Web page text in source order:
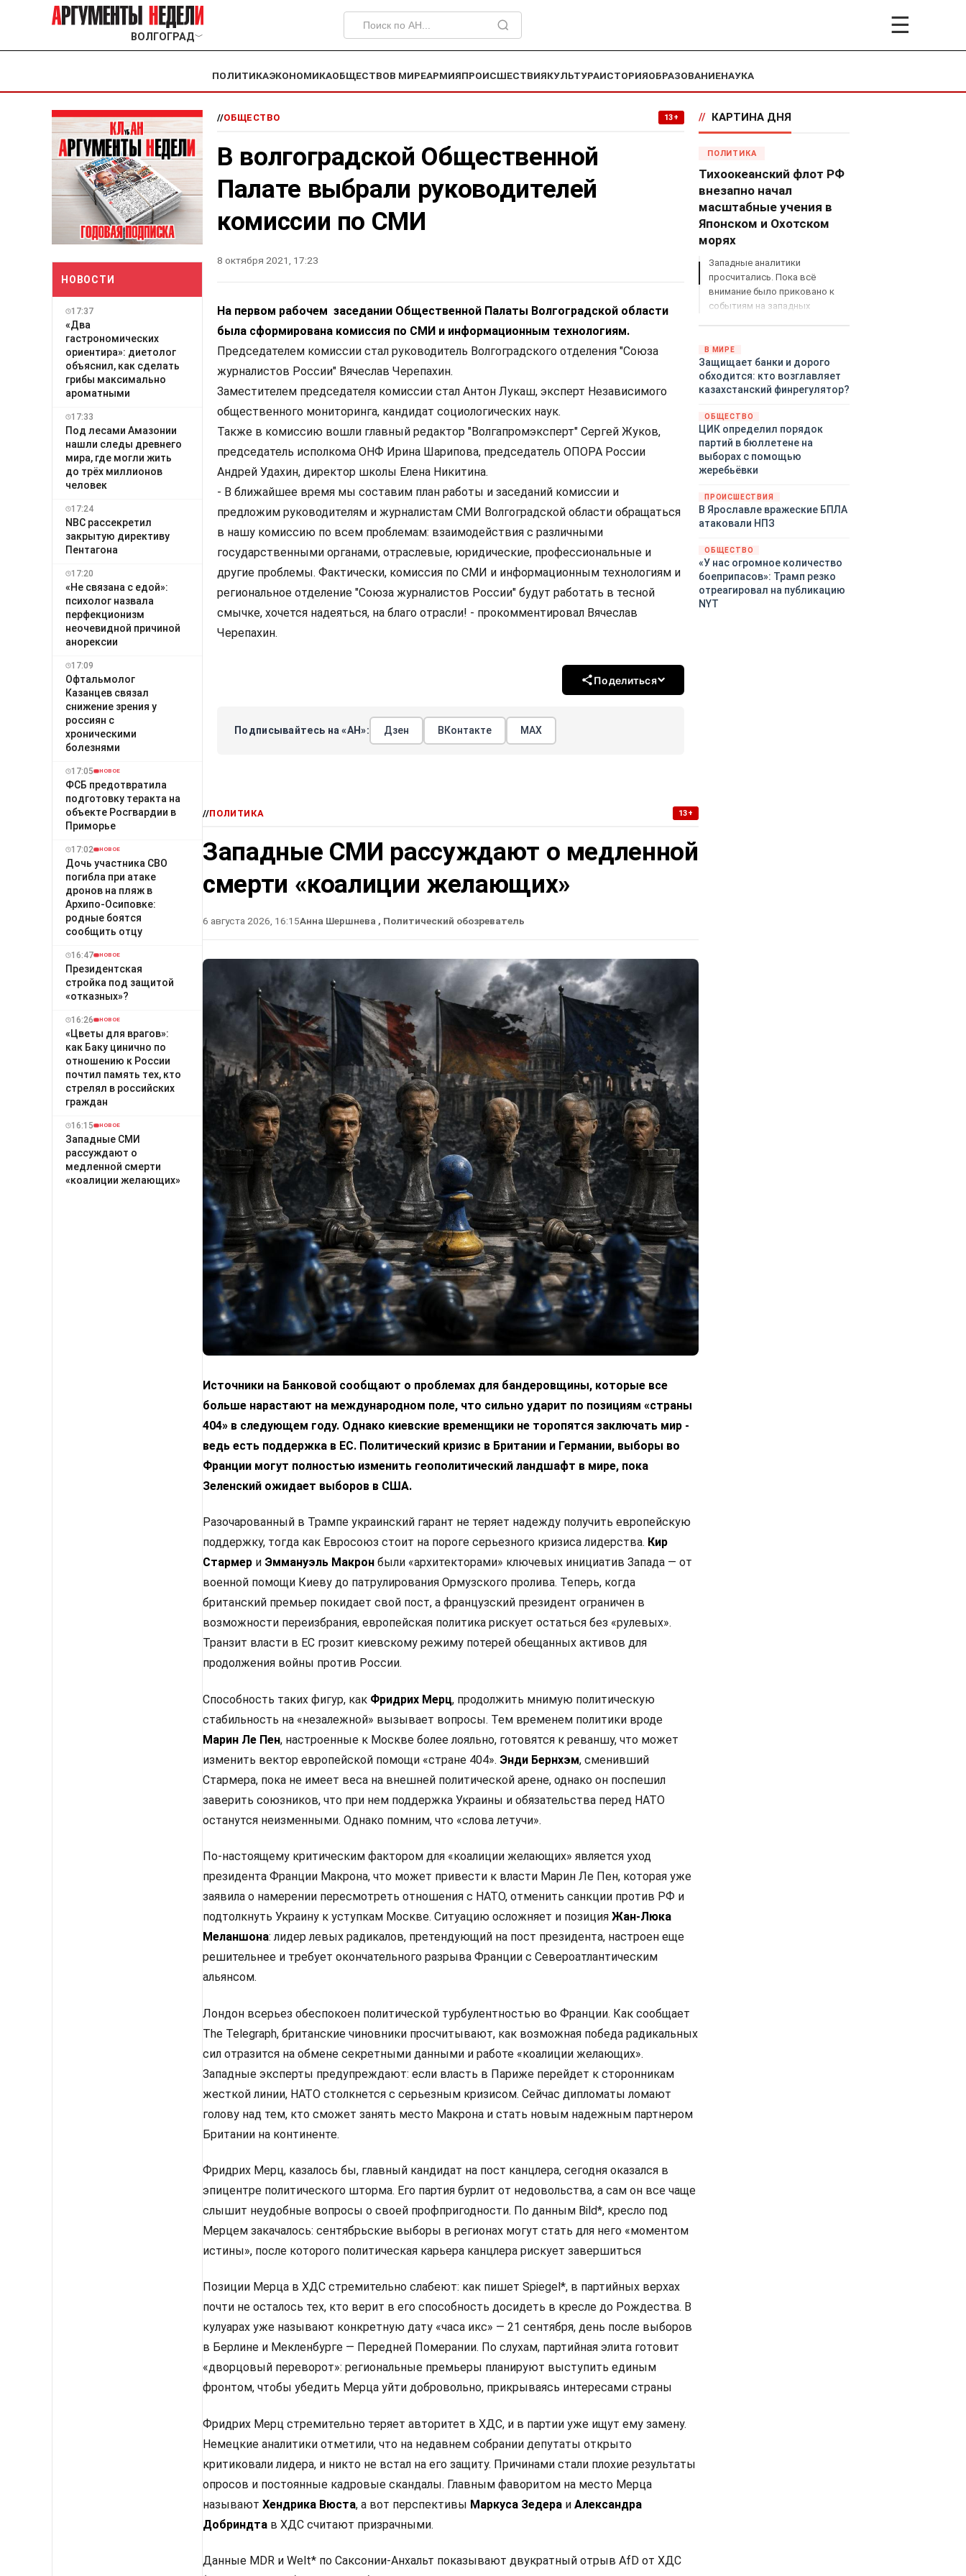
ВОЛГОГРАД﹀ ☰
ПОЛИТИКАЭКОНОМИКАОБЩЕСТВОВ МИРЕАРМИЯПРОИСШЕСТВИЯКУЛЬТУРАИСТОРИЯОБРАЗОВАНИЕНАУКА
НОВОСТИ
17:37
«Два
гастрономических
ориентира»: диетолог
объяснил, как сделать
грибы максимально
ароматными
17:33
Под лесами Амазонии
нашли следы древнего
мира, где могли жить
до трёх миллионов
человек
17:24
NBC рассекретил
закрытую директиву
Пентагона
17:20
«Не связана с едой»:
психолог назвала
перфекционизм
неочевидной причиной
анорексии
17:09
Офтальмолог
Казанцев связал
снижение зрения у
россиян с
хроническими
болезнями
17:05 НОВОЕ
ФСБ предотвратила
подготовку теракта на
объекте Росгвардии в
Приморье
17:02 НОВОЕ
Дочь участника СВО
погибла при атаке
дронов на пляж в
Архипо-Осиповке:
родные боятся
сообщить отцу
16:47 НОВОЕ
Президентская
стройка под защитой
«отказных»?
16:26 НОВОЕ
«Цветы для врагов»:
как Баку цинично по
отношению к России
почтил память тех, кто
стрелял в российских
граждан
16:15 НОВОЕ
Западные СМИ
рассуждают о
медленной смерти
«коалиции желающих»
//ОБЩЕСТВО 13+
В волгоградской Общественной
Палате выбрали руководителей
комиссии по СМИ
8 октября 2021, 17:23
На первом рабочем заседании Общественной Палаты Волгоградской области
была сформирована комиссия по СМИ и информационным технологиям.
Председателем комиссии стал руководитель Волгоградского отделения "Союза
журналистов России" Вячеслав Черепахин.
Заместителем председателя комиссии стал Антон Лукаш, эксперт Независимого
общественного мониторинга, кандидат социологических наук.
Также в комиссию вошли главный редактор "Волгапромэксперт" Сергей Жуков,
председатель исполкома ОНФ Ирина Шарипова, председатель ОПОРА России
Андрей Удахин, директор школы Елена Никитина.
- В ближайшее время мы составим план работы и заседаний комиссии и
предложим руководителям и журналистам СМИ Волгоградской области обращаться
в нашу комиссию по всем проблемам: взаимодействия с различными
государственными органами, отраслевые, юридические, профессиональные и
другие проблемы. Фактически, комиссия по СМИ и информационным технологиям и
региональное отделение "Союза журналистов России" будут работать в тесной
смычке, хочется надеяться, на благо отрасли! - прокомментировал Вячеслав
Черепахин.
Поделиться
Подписывайтесь на «АН»: Дзен ВКонтакте МАХ
//ПОЛИТИКА 13+
Западные СМИ рассуждают о медленной
смерти «коалиции желающих»
6 августа 2026, 16:15Анна Шершнева , Политический обозреватель
Источники на Банковой сообщают о проблемах для бандеровщины, которые все
больше нарастают на международном поле, что сильно ударит по позициям «страны
404» в следующем году. Однако киевские временщики не торопятся заключать мир -
ведь есть поддержка в ЕС. Политический кризис в Британии и Германии, выборы во
Франции могут полностью изменить геополитический ландшафт в мире, пока
Зеленский ожидает выборов в США.
Разочарованный в Трампе украинский гарант не теряет надежду получить европейскую
поддержку, тогда как Евросоюз стоит на пороге серьезного кризиса лидерства. Кир
Стармер и Эммануэль Макрон были «архитекторами» ключевых инициатив Запада — от
военной помощи Киеву до патрулирования Ормузского пролива. Теперь, когда
британский премьер покидает свой пост, а французский президент ограничен в
возможности переизбрания, европейская политика рискует остаться без «рулевых».
Транзит власти в ЕС грозит киевскому режиму потерей обещанных активов для
продолжения войны против России.
Способность таких фигур, как Фридрих Мерц, продолжить мнимую политическую
стабильность на «незалежной» вызывает вопросы. Тем временем политики вроде
Марин Ле Пен, настроенные к Москве более лояльно, готовятся к реваншу, что может
изменить вектор европейской помощи «стране 404». Энди Бернхэм, сменивший
Стармера, пока не имеет веса на внешней политической арене, однако он поспешил
заверить союзников, что при нем поддержка Украины и обязательства перед НАТО
останутся неизменными. Однако помним, что «слова летучи».
По-настоящему критическим фактором для «коалиции желающих» является уход
президента Франции Макрона, что может привести к власти Марин Ле Пен, которая уже
заявила о намерении пересмотреть отношения с НАТО, отменить санкции против РФ и
подтолкнуть Украину к уступкам Москве. Ситуацию осложняет и позиция Жан-Люка
Меланшона: лидер левых радикалов, претендующий на пост президента, настроен еще
решительнее и требует окончательного разрыва Франции с Североатлантическим
альянсом.
Лондон всерьез обеспокоен политической турбулентностью во Франции. Как сообщает
The Telegraph, британские чиновники просчитывают, как возможная победа радикальных
сил отразится на обмене секретными данными и работе «коалиции желающих».
Западные эксперты предупреждают: если власть в Париже перейдет к сторонникам
жесткой линии, НАТО столкнется с серьезным кризисом. Сейчас дипломаты ломают
голову над тем, кто сможет занять место Макрона и стать новым надежным партнером
Британии на континенте.
Фридрих Мерц, казалось бы, главный кандидат на пост канцлера, сегодня оказался в
эпицентре политического шторма. Его партия бурлит от недовольства, а сам он все чаще
слышит неудобные вопросы о своей профпригодности. По данным Bild*, кресло под
Мерцем закачалось: сентябрьские выборы в регионах могут стать для него «моментом
истины», после которого политическая карьера канцлера рискует завершиться
Позиции Мерца в ХДС стремительно слабеют: как пишет Spiegel*, в партийных верхах
почти не осталось тех, кто верит в его способность досидеть в кресле до Рождества. В
кулуарах уже называют конкретную дату «часа икс» — 21 сентября, день после выборов
в Берлине и Мекленбурге — Передней Померании. По слухам, партийная элита готовит
«дворцовый переворот»: региональные премьеры планируют выступить единым
фронтом, чтобы убедить Мерца уйти добровольно, прикрываясь интересами страны
Фридрих Мерц стремительно теряет авторитет в ХДС, и в партии уже ищут ему замену.
Немецкие аналитики отметили, что на недавнем собрании депутаты открыто
критиковали лидера, и никто не встал на его защиту. Причинами стали плохие результаты
опросов и постоянные кадровые скандалы. Главным фаворитом на место Мерца
называют Хендрика Вюста, а вот перспективы Маркуса Зедера и Александра
Добриндта в ХДС считают призрачными.
Данные MDR и Welt* по Саксонии-Анхальт показывают двукратный отрыв AfD от ХДС
// КАРТИНА ДНЯ
ПОЛИТИКА
Тихоокеанский флот РФ
внезапно начал
масштабные учения в
Японском и Охотском
морях
Западные аналитики
просчитались. Пока всё
внимание было приковано к
событиям на западных
демонстрацию силы на
Дальнем Востоке.
Тихоокеанский флот без
предупреждения развернул
задействовав около
шестидесяти кораблей,
десятки самолётов и больше
тринадцати тысяч
военнослужащих.
В МИРЕ
Защищает банки и дорого
обходится: кто возглавляет
казахстанский финрегулятор?
ОБЩЕСТВО
ЦИК определил порядок
партий в бюллетене на
выборах с помощью
жеребьёвки
ПРОИСШЕСТВИЯ
В Ярославле вражеские БПЛА
атаковали НПЗ
ОБЩЕСТВО
«У нас огромное количество
боеприпасов»: Трамп резко
отреагировал на публикацию
NYT